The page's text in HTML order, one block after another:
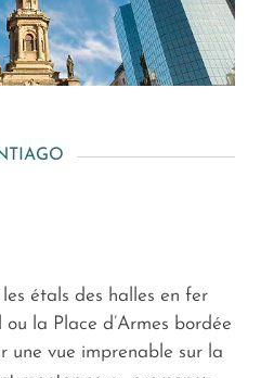
étals des halles en fer
la Place d’Armes bordée
une vue imprenable sur la